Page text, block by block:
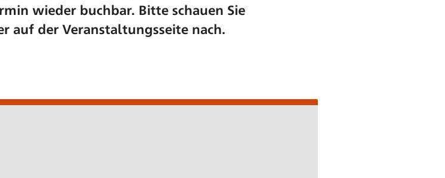
wieder buchbar. Bitte schauen Sie
auf der Veranstaltungsseite nach.